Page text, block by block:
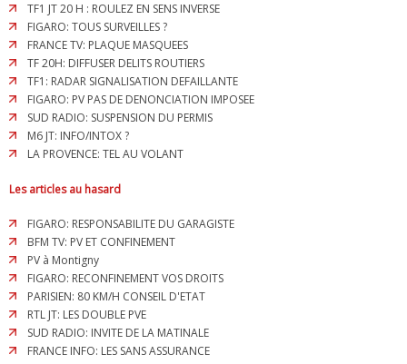
TF1 JT 20 H : ROULEZ EN SENS INVERSE
FIGARO: TOUS SURVEILLES ?
FRANCE TV: PLAQUE MASQUEES
TF 20H: DIFFUSER DELITS ROUTIERS
TF1: RADAR SIGNALISATION DEFAILLANTE
FIGARO: PV PAS DE DENONCIATION IMPOSEE
SUD RADIO: SUSPENSION DU PERMIS
M6 JT: INFO/INTOX ?
LA PROVENCE: TEL AU VOLANT
Les articles au hasard
FIGARO: RESPONSABILITE DU GARAGISTE
BFM TV: PV ET CONFINEMENT
PV à Montigny
FIGARO: RECONFINEMENT VOS DROITS
PARISIEN: 80 KM/H CONSEIL D'ETAT
RTL JT: LES DOUBLE PVE
SUD RADIO: INVITE DE LA MATINALE
FRANCE INFO: LES SANS ASSURANCE